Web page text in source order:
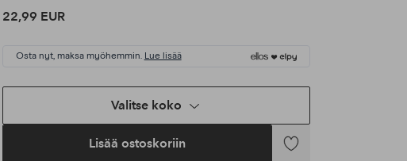
22,99 EUR
Osta nyt, maksa myöhemmin. Lue lisää
Valitse koko
Lisää ostoskoriin
Lisää